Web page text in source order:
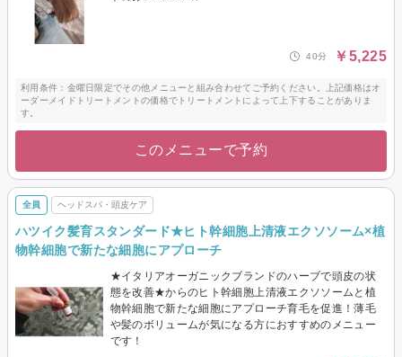
40分 ￥5,225
利用条件：金曜日限定でその他メニューと組み合わせてご予約ください。上記価格はオ
ーダーメイドトリートメントの価格でトリートメントによって上下することがありま
す。
このメニューで予約
全員 ヘッドスパ・頭皮ケア
ハツイク髪育スタンダード★ヒト幹細胞上清液エクソソーム×植
物幹細胞で新たな細胞にアプローチ
★イタリアオーガニックブランドのハーブで頭皮の状
態を改善★からのヒト幹細胞上清液エクソソームと植
物幹細胞で新たな細胞にアプローチ育毛を促進！薄毛
や髪のボリュームが気になる方におすすめのメニュー
です！